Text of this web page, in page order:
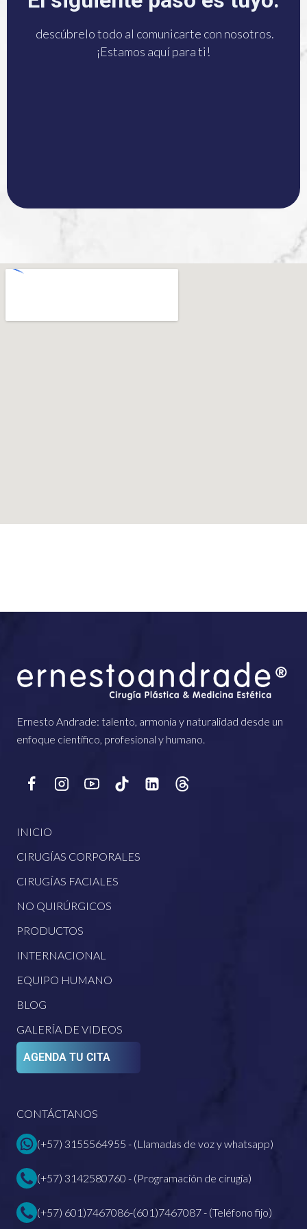
descúbrelo todo al comunicarte con nosotros.
¡Estamos aquí para ti!
disposición!
Ernesto Andrade: talento, armonía y naturalidad desde un
enfoque científico, profesional y humano.
INICIO
CIRUGÍAS CORPORALES
CIRUGÍAS FACIALES
NO QUIRÚRGICOS
PRODUCTOS
INTERNACIONAL
EQUIPO HUMANO
BLOG
GALERÍA DE VIDEOS
AGENDA TU CITA
CONTÁCTANOS
(+57) 3155564955 - (Llamadas de voz y whatsapp)
(+57) 3142580760 - (Programación de cirugía)
(+57) 601)7467086-(601)7467087 - (Teléfono fijo)